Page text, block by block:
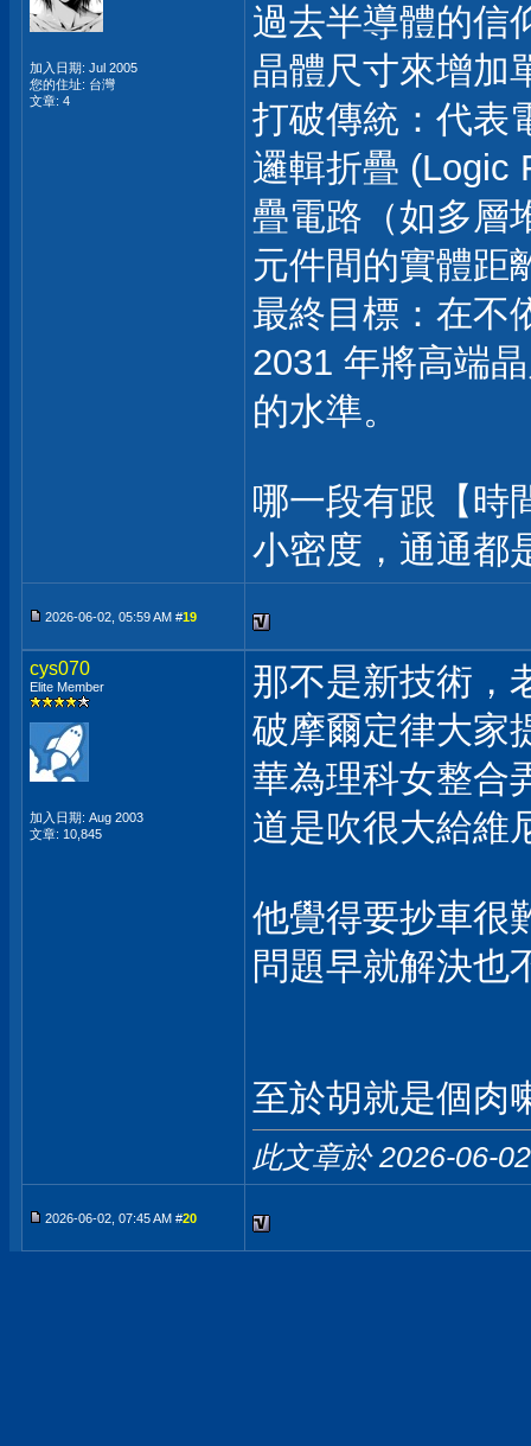
加入日期: Jul 2005
您的住址: 台灣
文章: 4
過去半導體的信
晶體尺寸來增加
打破傳統：代表
邏輯折疊 (Logic
疊電路（如多層
元件間的實體距
最終目標：在不
2031 年將高端
的水準。
哪一段有跟【時
小密度，通通都
2026-06-02, 05:59 AM #19
cys070
Elite Member
加入日期: Aug 2003
文章: 10,845
那不是新技術，
破摩爾定律大家
華為理科女整合
道是吹很大給維
他覺得要抄車很
問題早就解決也
至於胡就是個肉
此文章於 2026-06-
2026-06-02, 07:45 AM #20